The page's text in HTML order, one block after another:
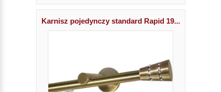
Karnisz pojedynczy standard Rapid 19...